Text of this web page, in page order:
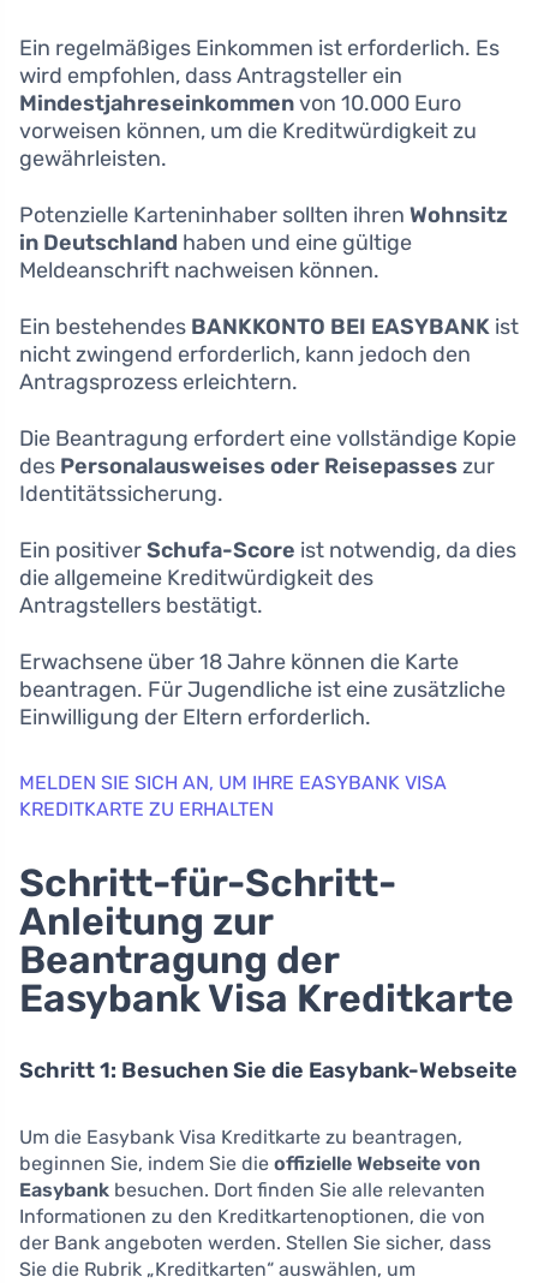
Ein regelmäßiges Einkommen ist erforderlich. Es
wird empfohlen, dass Antragsteller ein
Mindestjahreseinkommenvon 10.000 Euro
vorweisen können, um die Kreditwürdigkeit zu
gewährleisten.
Potenzielle Karteninhaber sollten ihren Wohnsitz
in Deutschland haben und eine gültige
Meldeanschrift nachweisen können.
Ein bestehendes BANKKONTO BEI EASYBANK ist
nicht zwingend erforderlich, kann jedoch den
Antragsprozess erleichtern.
Die Beantragung erfordert eine vollständige Kopie
des Personalausweises oder Reisepasses zur
Identitätssicherung.
Ein positiverSchufa-Score ist notwendig, da dies
die allgemeine Kreditwürdigkeit des
Antragstellers bestätigt.
Erwachsene über 18 Jahre können die Karte
beantragen. Für Jugendliche ist eine zusätzliche
Einwilligung der Eltern erforderlich.
MELDEN SIE SICH AN, UM IHRE EASYBANK VISA
KREDITKARTE ZU ERHALTEN
Schritt-für-Schritt-
Anleitung zur
Beantragung der
Easybank Visa Kreditkarte
Schritt 1: Besuchen Sie die Easybank-Webseite
Um die Easybank Visa Kreditkarte zu beantragen,
beginnen Sie, indem Sie die offizielle Webseite von
Easybank besuchen. Dort finden Sie alle relevanten
Informationen zu den Kreditkartenoptionen, die von
der Bank angeboten werden. Stellen Sie sicher, dass
Sie die Rubrik „Kreditkarten“ auswählen, um